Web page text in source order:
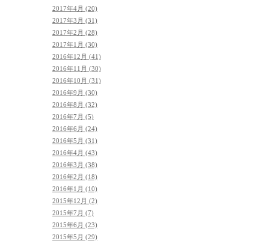
2017年4月 (20)
2017年3月 (31)
2017年2月 (28)
2017年1月 (30)
2016年12月 (41)
2016年11月 (30)
2016年10月 (31)
2016年9月 (30)
2016年8月 (32)
2016年7月 (5)
2016年6月 (24)
2016年5月 (31)
2016年4月 (43)
2016年3月 (38)
2016年2月 (18)
2016年1月 (10)
2015年12月 (2)
2015年7月 (7)
2015年6月 (23)
2015年5月 (29)